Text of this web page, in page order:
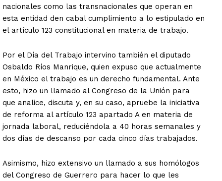
nacionales como las transnacionales que operan en
esta entidad den cabal cumplimiento a lo estipulado en
el artículo 123 constitucional en materia de trabajo.
Por el Día del Trabajo intervino también el diputado
Osbaldo Ríos Manrique, quien expuso que actualmente
en México el trabajo es un derecho fundamental. Ante
esto, hizo un llamado al Congreso de la Unión para
que analice, discuta y, en su caso, apruebe la iniciativa
de reforma al artículo 123 apartado A en materia de
jornada laboral, reduciéndola a 40 horas semanales y
dos días de descanso por cada cinco días trabajados.
Asimismo, hizo extensivo un llamado a sus homólogos
del Congreso de Guerrero para hacer lo que les